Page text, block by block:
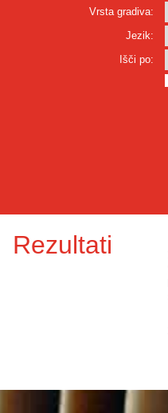
Vrsta gradiva:
Jezik:
Išči po:
Rezultati